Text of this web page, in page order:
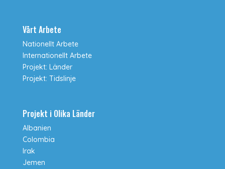
Vårt Arbete
Nationellt Arbete
Internationellt Arbete
Projekt: Länder
Projekt: Tidslinje
Projekt i Olika Länder
Albanien
Colombia
Irak
Jemen